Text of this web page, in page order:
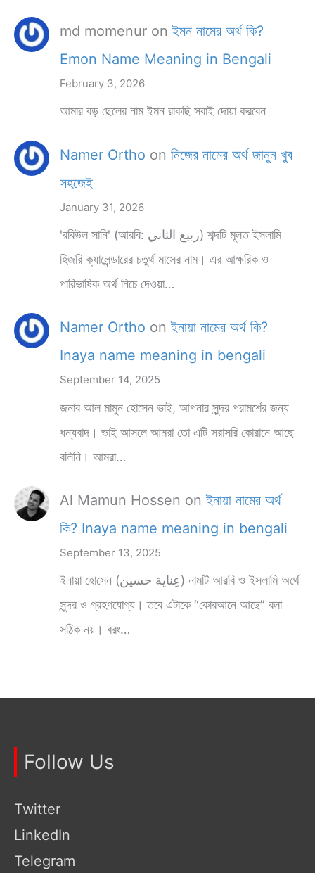
md momenur onইমন নামের অর্থ কি?
Emon Name Meaning in Bengali
February 3, 2026
আমার বড় ছেলের নাম ইমন রাকছি সবাই দোয়া করবেন
Namer Ortho on নিজের নামের অর্থ জানুন খুব
সহজেই
January 31, 2026
'রবিউল সানি' (আরবি: ربيع الثاني) শব্দটি মূলত ইসলামি
হিজরি ক্যালেন্ডারের চতুর্থ মাসের নাম। এর আক্ষরিক ও
পারিভাষিক অর্থ নিচে দেওয়া…
Namer Ortho onইনায়া নামের অর্থ কি?
Inaya name meaning in bengali
September 14, 2025
জনাব আল মামুন হোসেন ভাই, আপনার সুন্দর পরামর্শের জন্য
ধন্যবাদ। ভাই আসলে আমরা তো এটি সরাসরি কোরানে আছে
বলিনি। আমরা…
Al Mamun Hossen onইনায়া নামের অর্থ
কি? Inaya name meaning in bengali
September 13, 2025
ইনায়া হোসেন (عِناية حسين) নামটি আরবি ও ইসলামি অর্থে
সুন্দর ও গ্রহণযোগ্য। তবে এটাকে “কোরআনে আছে” বলা
সঠিক নয়। বরং…
Follow Us
Twitter
LinkedIn
Telegram